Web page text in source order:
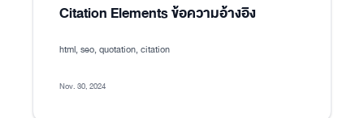
Citation Elements ข้อความอ้างอิง
html, seo, quotation, citation
Nov. 30, 2024